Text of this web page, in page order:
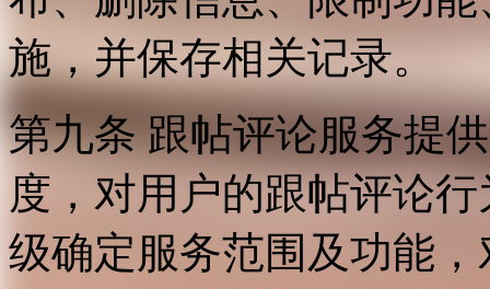
施，并保存相关记录。
第九条 跟帖评论服务提
度，对用户的跟帖评论
级确定服务范围及功能